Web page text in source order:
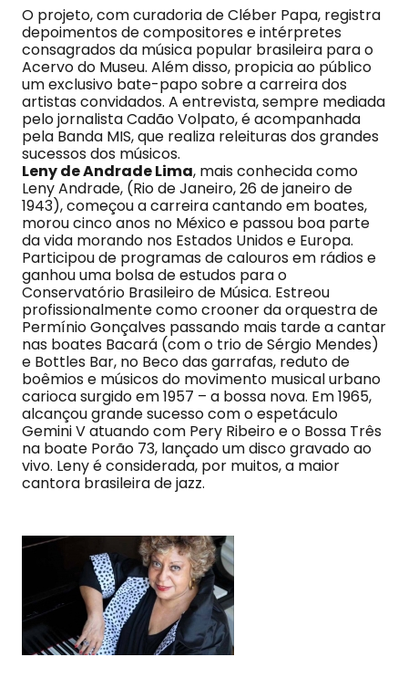
O projeto, com curadoria de Cléber Papa, registra
depoimentos de compositores e intérpretes
consagrados da música popular brasileira para o
Acervo do Museu. Além disso, propicia ao público
um exclusivo bate-papo sobre a carreira dos
artistas convidados. A entrevista, sempre mediada
pelo jornalista Cadão Volpato, é acompanhada
pela Banda MIS, que realiza releituras dos grandes
sucessos dos músicos.
Leny de Andrade Lima, mais conhecida como
Leny Andrade, (Rio de Janeiro, 26 de janeiro de
1943), começou a carreira cantando em boates,
morou cinco anos no México e passou boa parte
da vida morando nos Estados Unidos e Europa.
Participou de programas de calouros em rádios e
ganhou uma bolsa de estudos para o
Conservatório Brasileiro de Música. Estreou
profissionalmente como crooner da orquestra de
Permínio Gonçalves passando mais tarde a cantar
nas boates Bacará (com o trio de Sérgio Mendes)
e Bottles Bar, no Beco das garrafas, reduto de
boêmios e músicos do movimento musical urbano
carioca surgido em 1957 – a bossa nova. Em 1965,
alcançou grande sucesso com o espetáculo
Gemini V atuando com Pery Ribeiro e o Bossa Três
na boate Porão 73, lançado um disco gravado ao
vivo. Leny é considerada, por muitos, a maior
cantora brasileira de jazz.